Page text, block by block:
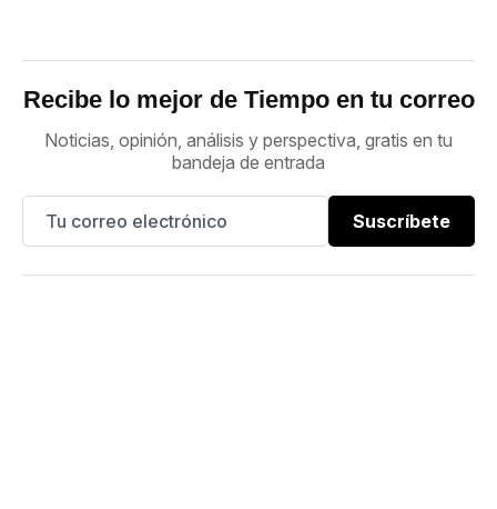
Recibe lo mejor de Tiempo en tu correo
Noticias, opinión, análisis y perspectiva, gratis en tu
bandeja de entrada
Suscríbete